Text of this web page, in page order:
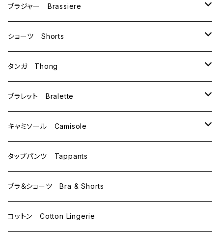
ブラジャー Brassiere
B70
B75
C65
C70
C75
D65
D70
ショーツ Shorts
M
L
タンガ Thong
M
ブラレット Bralette
M
L
キャミソール Camisole
M
L
タップパンツ Tappants
ブラ＆ショーツ Bra & Shorts
コットン Cotton Lingerie